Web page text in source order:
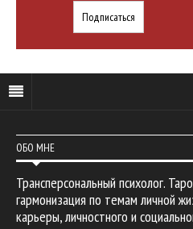
ОБО МНЕ
Трансперсональный психолог.
гармонизация по темам личной
карьеры, личностного и